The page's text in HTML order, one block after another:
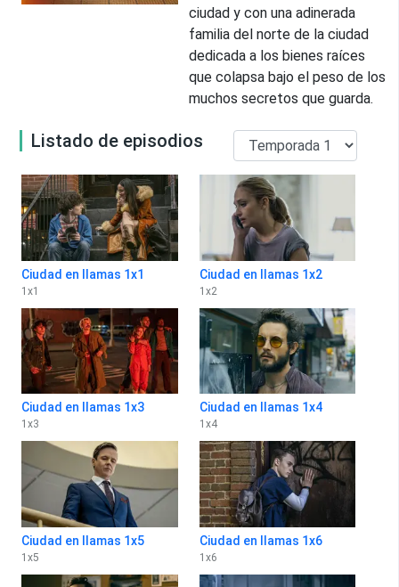
ciudad y con una adinerada
familia del norte de la ciudad
dedicada a los bienes raíces
que colapsa bajo el peso de los
muchos secretos que guarda.
Listado de episodios
Ciudad en llamas 1x1
1 x1
Ciudad en llamas 1x2
1 x2
Ciudad en llamas 1x3
1 x3
Ciudad en llamas 1x4
1 x4
Ciudad en llamas 1x5
1 x5
Ciudad en llamas 1x6
1 x6